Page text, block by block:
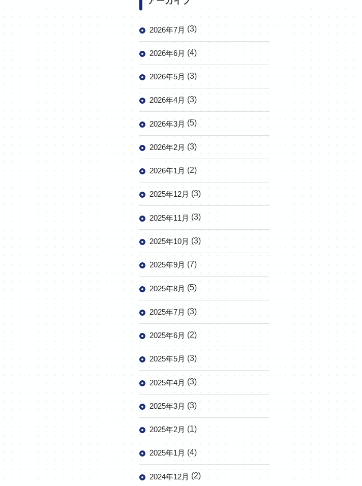
2026年7月 (3)
2026年6月 (4)
2026年5月 (3)
2026年4月 (3)
2026年3月 (5)
2026年2月 (3)
2026年1月 (2)
2025年12月 (3)
2025年11月 (3)
2025年10月 (3)
2025年9月 (7)
2025年8月 (5)
2025年7月 (3)
2025年6月 (2)
2025年5月 (3)
2025年4月 (3)
2025年3月 (3)
2025年2月 (1)
2025年1月 (4)
2024年12月 (2)